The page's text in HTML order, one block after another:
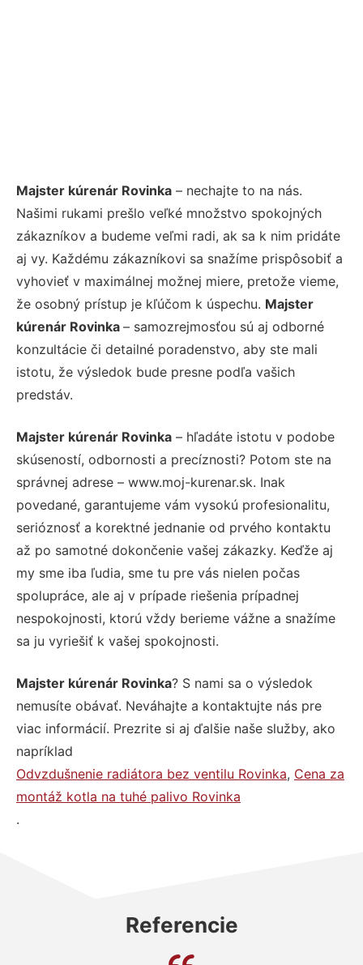
Majster kúrenár Rovinka – nechajte to na nás.
Našimi rukami prešlo veľké množstvo spokojných
zákazníkov a budeme veľmi radi, ak sa k nim pridáte
aj vy. Každému zákazníkovi sa snažíme prispôsobiť a
vyhovieť v maximálnej možnej miere, pretože vieme,
že osobný prístup je kľúčom k úspechu. Majster
kúrenár Rovinka – samozrejmosťou sú aj odborné
konzultácie či detailné poradenstvo, aby ste mali
istotu, že výsledok bude presne podľa vašich
predstáv.
Majster kúrenár Rovinka – hľadáte istotu v podobe
skúseností, odbornosti a precíznosti? Potom ste na
správnej adrese – www.moj-kurenar.sk. Inak
povedané, garantujeme vám vysokú profesionalitu,
serióznosť a korektné jednanie od prvého kontaktu
až po samotné dokončenie vašej zákazky. Keďže aj
my sme iba ľudia, sme tu pre vás nielen počas
spolupráce, ale aj v prípade riešenia prípadnej
nespokojnosti, ktorú vždy berieme vážne a snažíme
sa ju vyriešiť k vašej spokojnosti.
Majster kúrenár Rovinka? S nami sa o výsledok
nemusíte obávať. Neváhajte a kontaktujte nás pre
viac informácií. Prezrite si aj ďalšie naše služby, ako
napríklad
Odvzdušnenie radiátora bez ventilu Rovinka, Cena za
montáž kotla na tuhé palivo Rovinka
.
Referencie